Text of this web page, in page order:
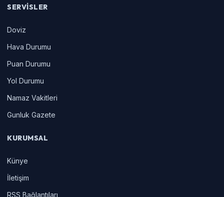
SERVISLER
Doviz
Hava Durumu
Puan Durumu
Yol Durumu
Namaz Vakitleri
Gunluk Gazete
KURUMSAL
Künye
İletişim
RSS Bağlantıları